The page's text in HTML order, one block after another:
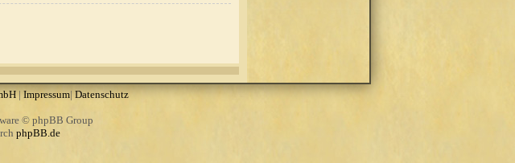
| Impressum|Datenschutz
© phpBB Group
phpBB.de